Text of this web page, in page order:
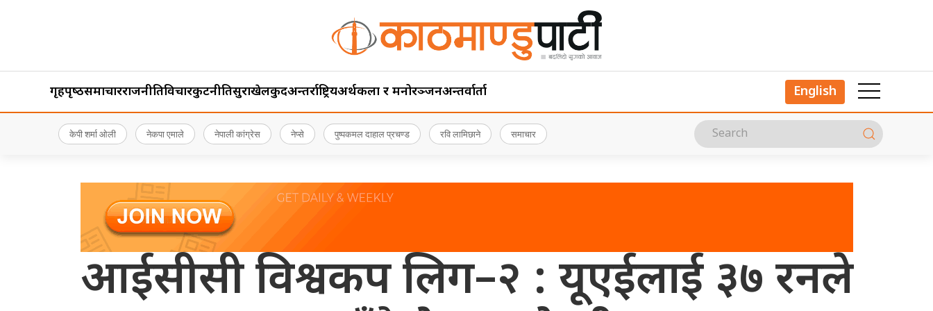
गृहपृष्‍ठसमाचारराजनीतिविचारकुटनीतिसुरक्षाखेलकुदअन्तर्राष्ट्रियअर्थकला र मनोरञ्जनअन्तर्वार्ता English
केपी शर्मा ओली नेकपा एमाले नेपाली कांग्रेस नेप्से पुष्पकमल दाहाल प्रचण्ड रवि लामिछाने समाचार
आईसीसी विश्वकप लिग–२ : यूएईलाई ३७ रनले